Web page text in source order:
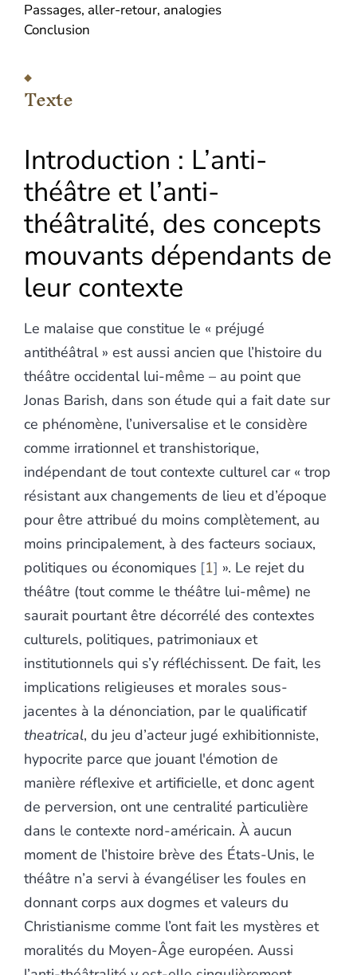
Passages, aller-retour, analogies
Conclusion
Texte
Introduction : L’anti-
théâtre et l’anti-
théâtralité, des concepts
mouvants dépendants de
leur contexte
Le malaise que constitue le « préjugé
antithéâtral » est aussi ancien que l’histoire du
théâtre occidental lui-même – au point que
Jonas Barish, dans son étude qui a fait date sur
ce phénomène, l’universalise et le considère
comme irrationnel et transhistorique,
indépendant de tout contexte culturel car « trop
résistant aux changements de lieu et d’époque
pour être attribué du moins complètement, au
moins principalement, à des facteurs sociaux,
politiques ou économiques 1 ». Le rejet du
théâtre (tout comme le théâtre lui-même) ne
saurait pourtant être décorrélé des contextes
culturels, politiques, patrimoniaux et
institutionnels qui s’y réfléchissent. De fait, les
implications religieuses et morales sous-
jacentes à la dénonciation, par le qualificatif
theatrical, du jeu d’acteur jugé exhibitionniste,
hypocrite parce que jouant l'émotion de
manière réflexive et artificielle, et donc agent
de perversion, ont une centralité particulière
dans le contexte nord-américain. À aucun
moment de l’histoire brève des États-Unis, le
théâtre n’a servi à évangéliser les foules en
donnant corps aux dogmes et valeurs du
Christianisme comme l’ont fait les mystères et
moralités du Moyen-Âge européen. Aussi